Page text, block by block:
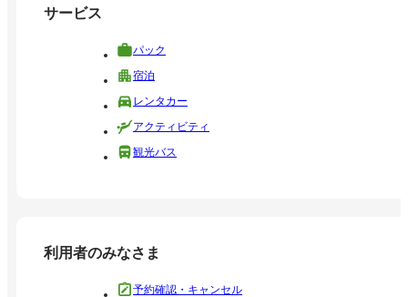
サービス
パック
宿泊
レンタカー
アクティビティ
観光バス
利用者のみなさま
予約確認・キャンセル